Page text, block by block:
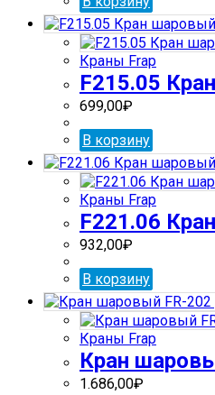
Краны Frap
F215.05
699,00₽
В корзину
Краны Frap
F221.06
932,00₽
В корзину
Краны Frap
Кран
1.686,00₽